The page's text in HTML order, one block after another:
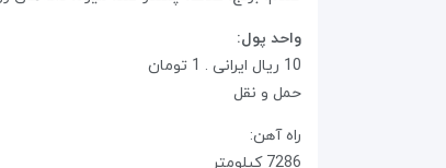
واحد پول:
10 ریال ایرانی‌ . 1 تومان‌
حمل و نقل‌
راه آهن‌:
7286 کیلومتر‌